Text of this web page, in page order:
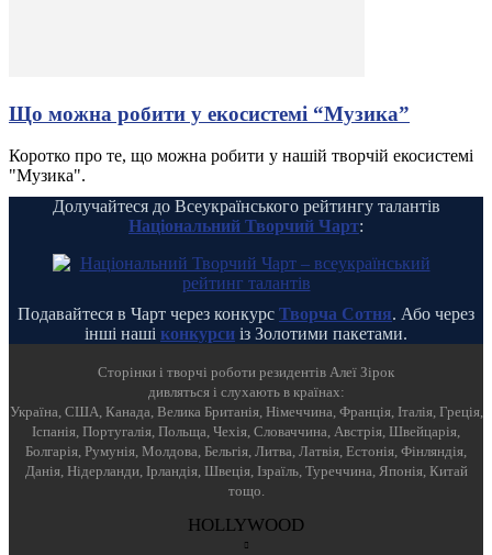
Що можна робити у екосистемі “Музика”
Коротко про те, що можна робити у нашій творчій екосистемі
"Музика".
Долучайтеся до Всеукраїнського рейтингу талантів
Національний Творчий Чарт:
Подавайтеся в Чарт через конкурс Творча Сотня. Або через
інші наші конкурси із Золотими пакетами.
Cторінки і творчі роботи резидентів Алеї Зірок
дивляться і слухають в країнах:
Україна, США, Канада, Велика Британія, Німеччина, Франція, Італія, Греція,
Іспанія, Португалія, Польща, Чехія, Словаччина, Австрія, Швейцарія,
Болгарія, Румунія, Молдова, Бельгія, Литва, Латвія, Естонія, Фінляндія,
Данія, Нідерланди, Ірландія, Швеція, Ізраїль, Туреччина, Японія, Китай
тощо.
HOLLYWOOD